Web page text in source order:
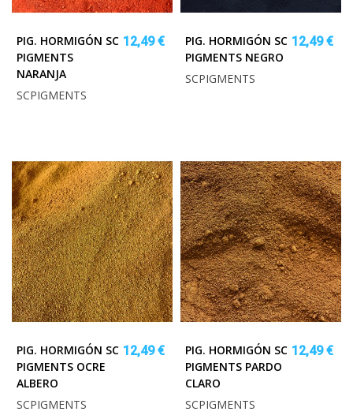
PIG. HORMIGÓN SC
PIGMENTS
NARANJA
12,49 €
SCPIGMENTS
PIG. HORMIGÓN SC
PIGMENTS NEGRO
12,49 €
SCPIGMENTS
PIG. HORMIGÓN SC
PIGMENTS OCRE
ALBERO
12,49 €
SCPIGMENTS
PIG. HORMIGÓN SC
PIGMENTS PARDO
CLARO
12,49 €
SCPIGMENTS